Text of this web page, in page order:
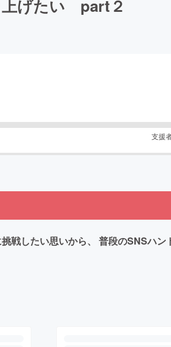
上げたい part２
支援
戦したい思いから、 普段のSNSハン